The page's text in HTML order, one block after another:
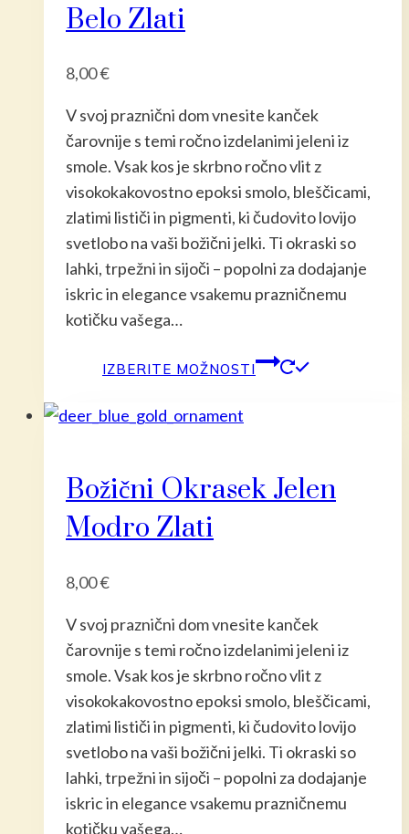
Belo Zlati
8,00€
V svoj praznični dom vnesite kanček
čarovnije s temi ročno izdelanimi jeleni iz
smole. Vsak kos je skrbno ročno vlit z
visokokakovostno epoksi smolo, bleščicami,
zlatimi lističi in pigmenti, ki čudovito lovijo
svetlobo na vaši božični jelki. Ti okraski so
lahki, trpežni in sijoči – popolni za dodajanje
iskric in elegance vsakemu prazničnemu
kotičku vašega…
IZBERITE MOŽNOSTI
Božični Okrasek Jelen
Modro Zlati
8,00€
V svoj praznični dom vnesite kanček
čarovnije s temi ročno izdelanimi jeleni iz
smole. Vsak kos je skrbno ročno vlit z
visokokakovostno epoksi smolo, bleščicami,
zlatimi lističi in pigmenti, ki čudovito lovijo
svetlobo na vaši božični jelki. Ti okraski so
lahki, trpežni in sijoči – popolni za dodajanje
iskric in elegance vsakemu prazničnemu
kotičku vašega…